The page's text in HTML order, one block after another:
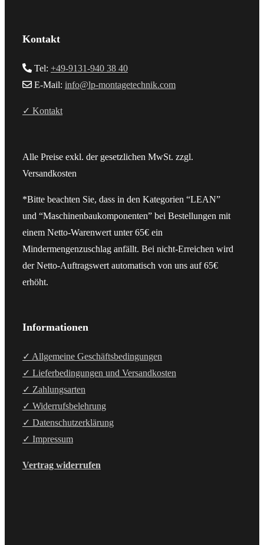
Kontakt
Tel: +49-9131-940 38 40
E-Mail: info@lp-montagetechnik.com
✓ Kontakt
Alle Preise exkl. der gesetzlichen MwSt. zzgl.
Versandkosten
*Bitte beachten Sie, dass in den Kategorien “LEAN”
und “Maschinenbaukomponenten” bei Bestellungen mit
einem Netto-Warenwert unter 65€ ein
Mindermengenzuschlag anfällt. Bei nicht-Erreichen wird
der Netto-Auftragswert automatisch von uns auf 65€
erhöht.
Informationen
✓ Allgemeine Geschäftsbedingungen
✓ Lieferbedingungen und Versandkosten
✓ Zahlungsarten
✓ Widerrufsbelehrung
✓ Datenschutzerklärung
✓ Impressum
Vertrag widerrufen